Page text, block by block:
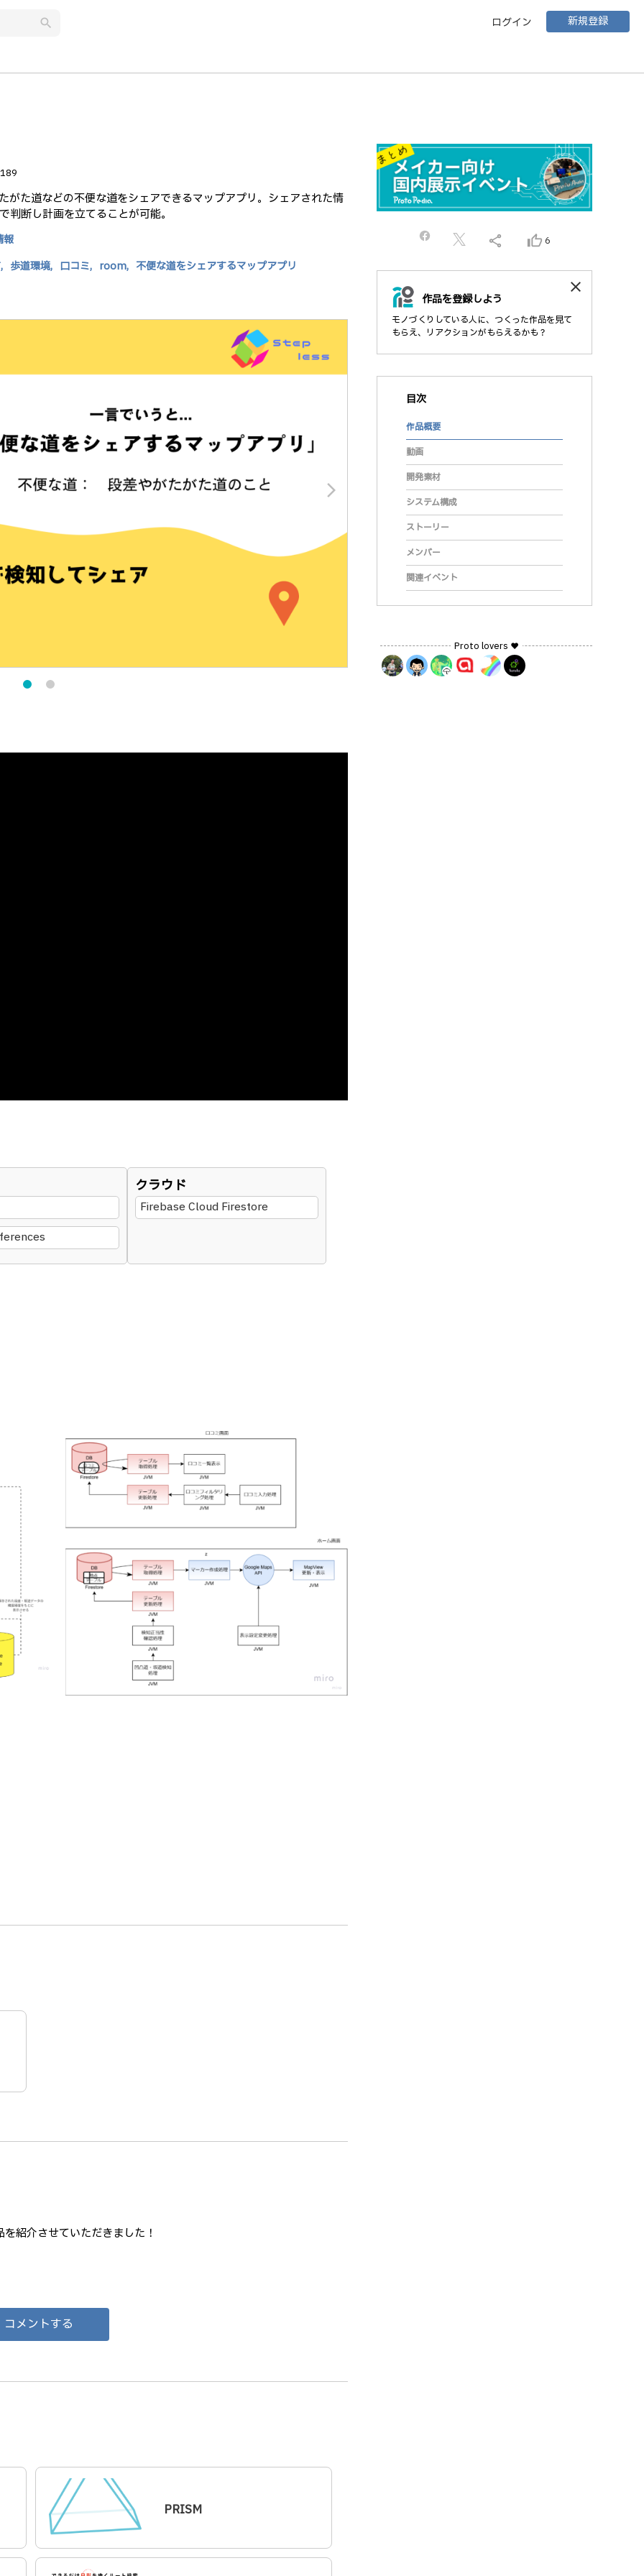
search ログイン 新規登録
189
がた道などの不便な道をシェアできるマップアプリ。シェアされた情
断し計画を立てることが可能。
報
歩道環境, 口コミ, room, 不便な道をシェアするマップアプリ
arrow_forward_ios
クラウド
Firebase Cloud Firestore
紹介させていただきました！
コメントする
PRISM
share thumb_up_alt 6
作品を登録しよう
モノづくりしている人に、つくった作品を見て
もらえ、リアクションがもらえるかも？
close
目次
作品概要
動画
開発素材
システム構成
ストーリー
メンバー
関連イベント
Proto lovers ♥